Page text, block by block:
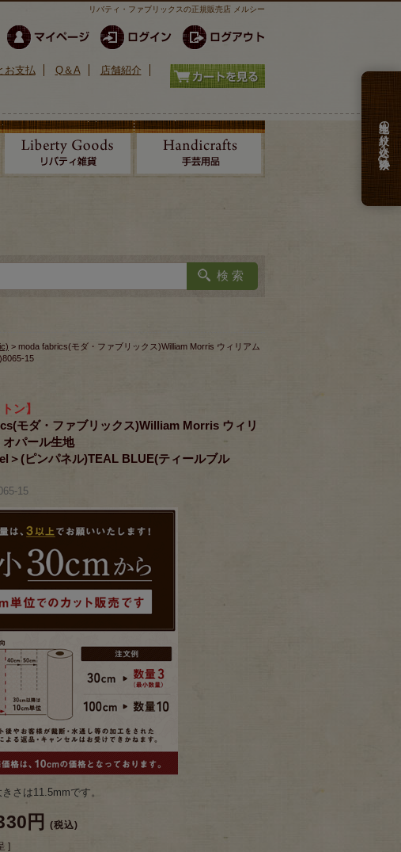
リバティ・ファブリックスの正規販売店 メルシー
お支払 Q＆A 店舗紹介
生地の絞り込み検索
> moda fabrics(モダ・ファブリックス)William Morris ウィリアム
15
ン】
モダ・ファブリックス)William Morris ウィリ
オパール生地
＞(ピンパネル)TEAL BLUE(ティールブル
15
さは11.5mmです。
円 (税込)
]